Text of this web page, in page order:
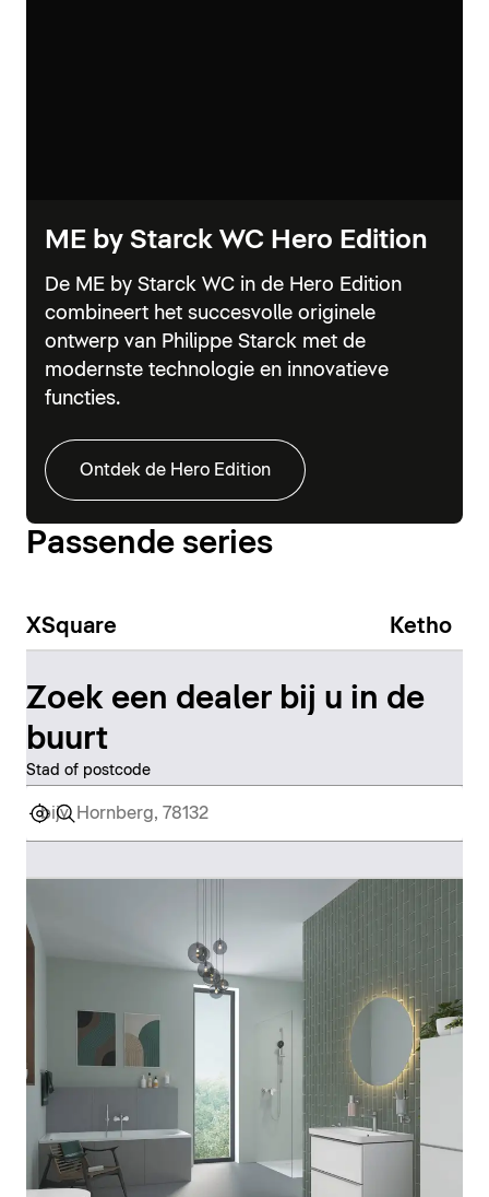
ME by Starck WC Hero Edition
De ME by Starck WC in de Hero Edition
combineert het succesvolle originele
ontwerp van Philippe Starck met de
modernste technologie en innovatieve
functies.
Ontdek de Hero Edition
Passende series
XSquare Ketho
Zoek een dealer bij u in de
buurt
Stad of postcode